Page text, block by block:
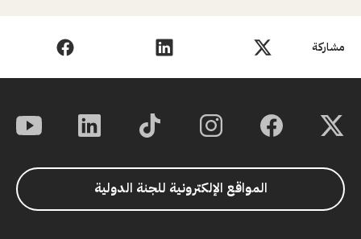
مشاركة
المواقع الإلكترونية للجنة الدولية